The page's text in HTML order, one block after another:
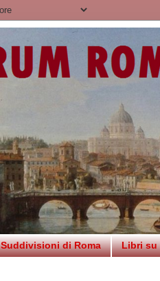
Suddivisioni di Roma Libri su